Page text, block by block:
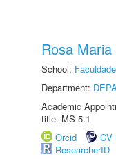
Rosa
School:
Department:
Academic
title: MS-5.1
Orcid
CV
ResearcherID